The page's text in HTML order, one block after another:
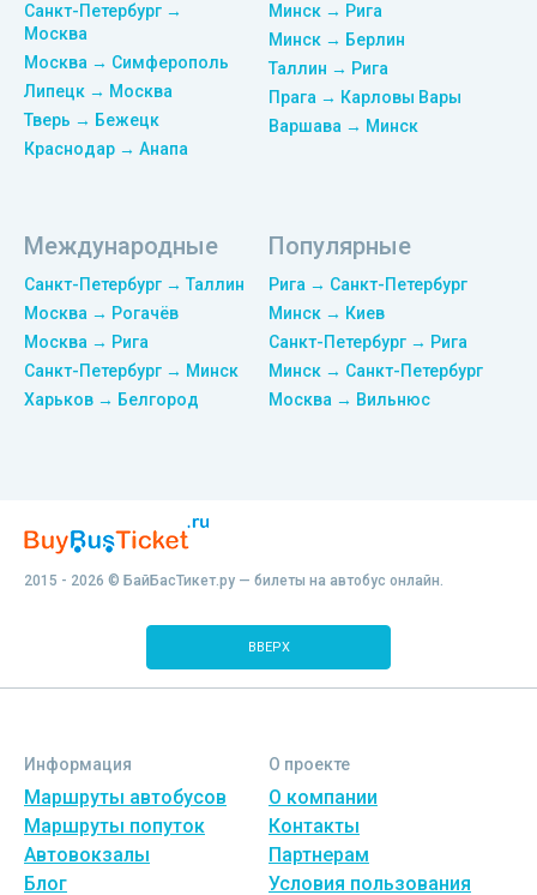
Санкт-Петербург →
Москва
Москва → Симферополь
Липецк → Москва
Тверь → Бежецк
Краснодар → Анапа
Минск → Рига
Минск → Берлин
Таллин → Рига
Прага → Карловы Вары
Варшава → Минск
Международные
Санкт-Петербург → Таллин
Москва → Рогачёв
Москва → Рига
Санкт-Петербург → Минск
Харьков → Белгород
Популярные
Рига → Санкт-Петербург
Минск → Киев
Санкт-Петербург → Рига
Минск → Санкт-Петербург
Москва → Вильнюс
2015 - 2026 © БайБасТикет.ру — билеты на автобус онлайн.
ВВЕРХ
Информация
Маршруты автобусов
Маршруты попуток
Автовокзалы
Блог
О проекте
О компании
Контакты
Партнерам
Условия пользования